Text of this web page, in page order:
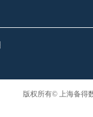
版权所有© 上海备得